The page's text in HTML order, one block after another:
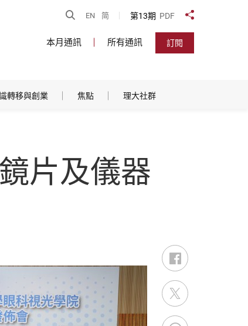
開啟搜尋
EN 简 第13期 PDF 分享到
本月通訊 所有通訊 訂閱
轉移與創業 焦點 理大社群
片及儀器